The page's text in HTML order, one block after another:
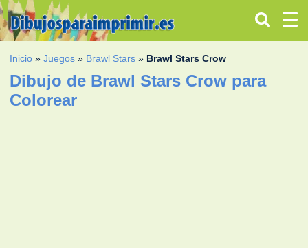
Inicio »Juegos » Brawl Stars » Brawl Stars Crow
Dibujo de Brawl Stars Crow para
Colorear